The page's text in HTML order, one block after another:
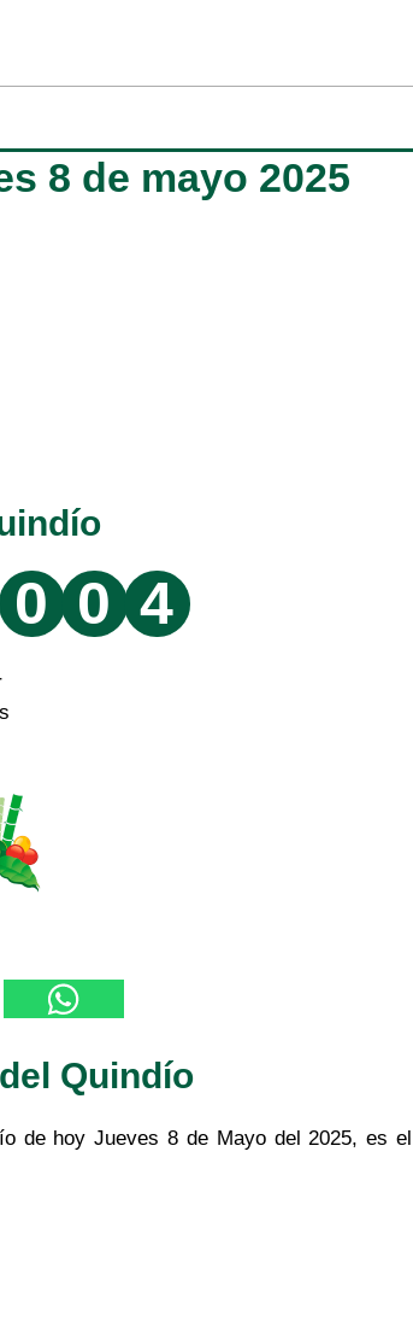
8 de mayo 2025
0 0 4
Quindío
de hoy Jueves 8 de Mayo del 2025, es el